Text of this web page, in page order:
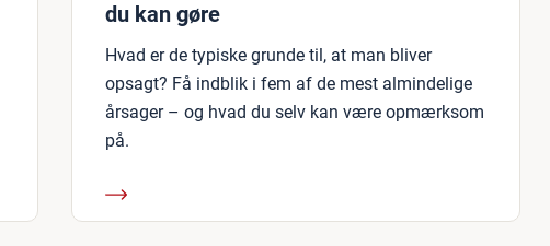
du kan gøre
Hvad er de typiske grunde til, at man bliver
opsagt? Få indblik i fem af de mest almindelige
årsager – og hvad du selv kan være opmærksom
på.